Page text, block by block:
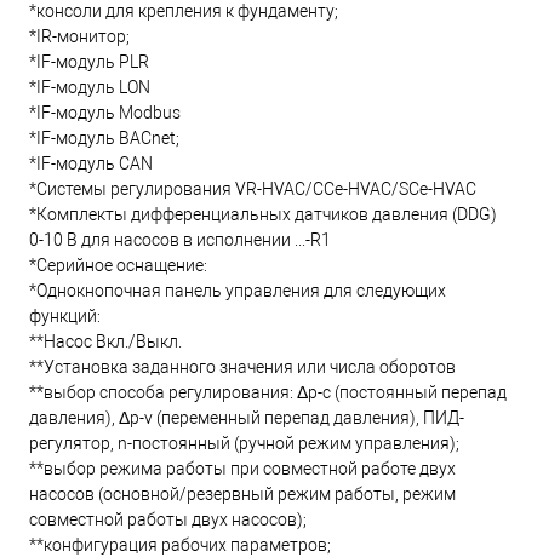
*консоли для крепления к фундаменту;
*IR-монитор;
*IF-модуль PLR
*IF-модуль LON
*IF-модуль Modbus
*IF-модуль BACnet;
*IF-модуль CAN
*Системы регулирования VR-HVAC/CCe-HVAC/SCe-HVAC
*Комплекты дифференциальных датчиков давления (DDG)
0-10 В для насосов в исполнении ...-R1
*Серийное оснащение:
*Однокнопочная панель управления для следующих
функций:
**Насос Вкл./Выкл.
**Установка заданного значения или числа оборотов
**выбор способа регулирования: Δp-c (постоянный перепад
давления), Δp-v (переменный перепад давления), ПИД-
регулятор, n-постоянный (ручной режим управления);
**выбор режима работы при совместной работе двух
насосов (основной/резервный режим работы, режим
совместной работы двух насосов);
**конфигурация рабочих параметров;